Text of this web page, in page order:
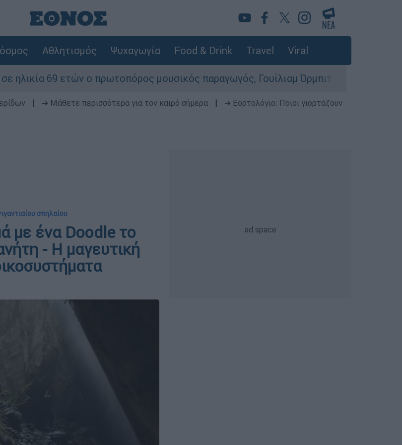
Αθλητισμός Ψυχαγωγία Food & Drink Travel Viral
ετών ο πρωτοπόρος μουσικός παραγωγός, Γουίλιαμ Όρμπιτ - Η καθοριστική
➔ Μάθετε περισσότερα για τον καιρό σήμερα
➔ Εορτολόγιο: Ποιοι γιορτάζουν
σπηλαίου
με ένα Doodle το
- Η μαγευτική